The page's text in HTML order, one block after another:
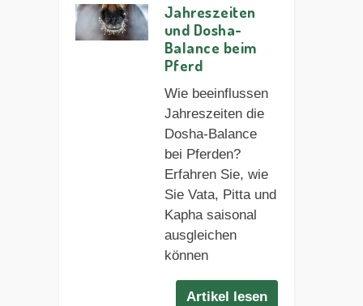
Jahreszeiten
und Dosha-
Balance beim
Pferd
Wie beeinflussen
Jahreszeiten die
Dosha-Balance
bei Pferden?
Erfahren Sie, wie
Sie Vata, Pitta und
Kapha saisonal
ausgleichen
können
Artikel lesen